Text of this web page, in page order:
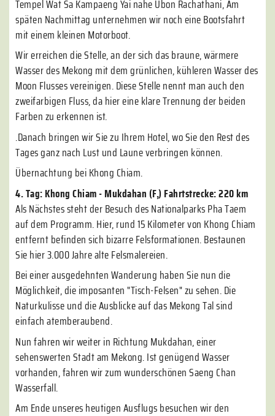
Tempel Wat Sa Kampaeng Yai nahe Ubon Rachathani, Am
späten Nachmittag unternehmen wir noch eine Bootsfahrt
mit einem kleinen Motorboot.
Wir erreichen die Stelle, an der sich das braune, wärmere
Wasser des Mekong mit dem grünlichen, kühleren Wasser des
Moon Flusses vereinigen. Diese Stelle nennt man auch den
zweifarbigen Fluss, da hier eine klare Trennung der beiden
Farben zu erkennen ist.
.Danach bringen wir Sie zu Ihrem Hotel, wo Sie den Rest des
Tages ganz nach Lust und Laune verbringen können.
Übernachtung bei Khong Chiam.
4. Tag: Khong Chiam - Mukdahan (F,) Fahrtstrecke: 220 km
Als Nächstes steht der Besuch des Nationalparks Pha Taem
auf dem Programm. Hier, rund 15 Kilometer von Khong Chiam
entfernt befinden sich bizarre Felsformationen. Bestaunen
Sie hier 3.000 Jahre alte Felsmalereien.
Bei einer ausgedehnten Wanderung haben Sie nun die
Möglichkeit, die imposanten "Tisch-Felsen" zu sehen. Die
Naturkulisse und die Ausblicke auf das Mekong Tal sind
einfach atemberaubend.
Nun fahren wir weiter in Richtung Mukdahan, einer
sehenswerten Stadt am Mekong. Ist genügend Wasser
vorhanden, fahren wir zum wunderschönen Saeng Chan
Wasserfall.
Am Ende unseres heutigen Ausflugs besuchen wir den